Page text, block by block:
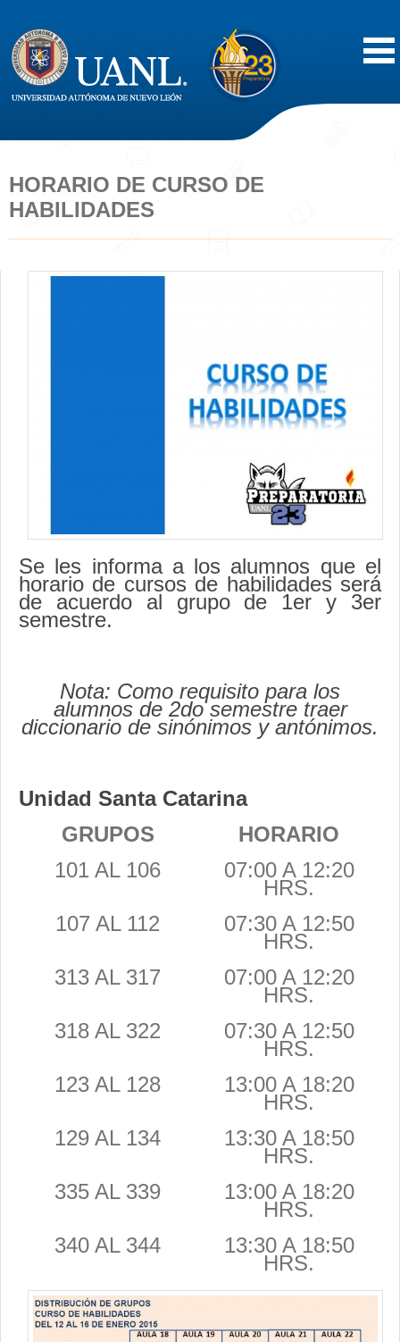
Acerca de
Vida Estudiantil
HORARIO DE CURSO DE
HABILIDADES
Se les informa a los alumnos que el
horario de cursos de habilidades será
de acuerdo al grupo de 1er y 3er
semestre.
Nota: Como requisito para los
alumnos de 2do semestre traer
diccionario de sinónimos y antónimos.
Unidad Santa Catarina
GRUPOS
HORARIO
101 AL 106
07:00 A 12:20
HRS.
107 AL 112
07:30 A 12:50
HRS.
313 AL 317
07:00 A 12:20
HRS.
318 AL 322
07:30 A 12:50
HRS.
123 AL 128
13:00 A 18:20
HRS.
129 AL 134
13:30 A 18:50
HRS.
335 AL 339
13:00 A 18:20
HRS.
340 AL 344
13:30 A 18:50
HRS.